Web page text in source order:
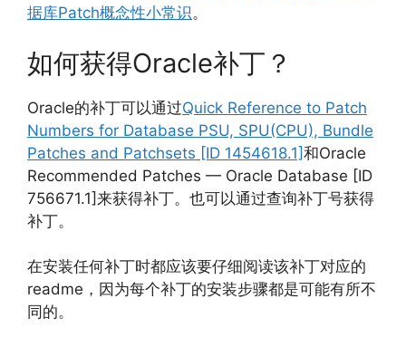
据库Patch概念性小常识。
如何获得Oracle补丁？
Oracle的补丁可以通过Quick Reference to Patch
Numbers for Database PSU, SPU(CPU), Bundle
Patches and Patchsets [ID 1454618.1]和Oracle
Recommended Patches — Oracle Database [ID
756671.1]来获得补丁。也可以通过查询补丁号获得
补丁。
在安装任何补丁时都应该要仔细阅读该补丁对应的
readme，因为每个补丁的安装步骤都是可能有所不
同的。